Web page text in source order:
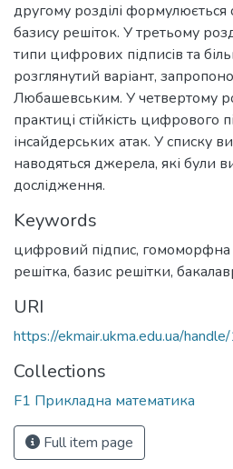
другому розділі формулюється
базису решіток. У третьому
типи цифрових підписів та
розглянутий варіант,
Любашевським. У четвертому
практиці стійкість цифрового
інсайдерських атак. У списку
наводяться джерела, які були
дослідження.
Keywords
цифровий підпис, гомоморфна
решітка, базис решітки,
URI
https://ekmair.ukma.edu.ua/
Collections
F1 Прикладна математика
Full item page